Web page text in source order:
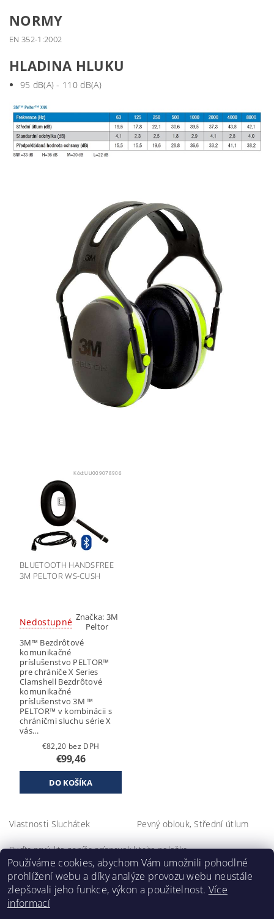
NORMY
EN 352-1:2002
HLADINA HLUKU
95 dB(A) - 110 dB(A)
Kód:UU009078906
BLUETOOTH HANDSFREE
3M PELTOR WS-CUSH
Nedostupné Značka:3M
Peltor
3M™ Bezdrôtové
komunikačné
príslušenstvo PELTOR™
pre chrániče X Series
Clamshell Bezdrôtové
komunikačné
príslušenstvo 3M ™
PELTOR™ v kombinácii s
chráničmi sluchu série X
vás...
€82,20 bez DPH
€99,46
Vlastnosti Sluchátek Pevný oblouk, Střední útlum
Buďte prvý, kto napíše príspevok k tejto položke.
Pridať komentár
Používáme cookies, abychom Vám umožnili pohodlné
prohlížení webu a díky analýze provozu webu neustále
zlepšovali jeho funkce, výkon a použitelnost. Více
informací